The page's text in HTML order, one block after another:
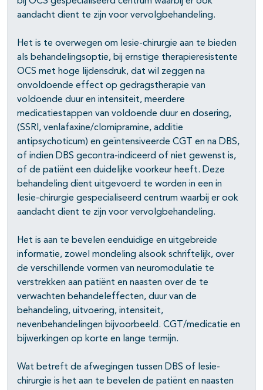
aandacht dient te zijn voor vervolgbehandeling.
Het is te overwegen om lesie-chirurgie aan te bieden
als behandelingsoptie, bij ernstige therapieresistente
OCS met hoge lijdensdruk, dat wil zeggen na
onvoldoende effect op gedragstherapie van
voldoende duur en intensiteit, meerdere
medicatiestappen van voldoende duur en dosering,
(SSRI, venlafaxine/clomipramine, additie
antipsychoticum) en geïntensiveerde CGT en na DBS,
of indien DBS gecontra-indiceerd of niet gewenst is,
of de patiënt een duidelijke voorkeur heeft. Deze
behandeling dient uitgevoerd te worden in een in
lesie-chirurgie gespecialiseerd centrum waarbij er ook
aandacht dient te zijn voor vervolgbehandeling.
Het is aan te bevelen eenduidige en uitgebreide
informatie, zowel mondeling alsook schriftelijk, over
de verschillende vormen van neuromodulatie te
verstrekken aan patiënt en naasten over de te
verwachten behandeleffecten, duur van de
behandeling, uitvoering, intensiteit,
nevenbehandelingen bijvoorbeeld. CGT/medicatie en
bijwerkingen op korte en lange termijn.
Wat betreft de afwegingen tussen DBS of lesie-
chirurgie is het aan te bevelen de patiënt en naasten